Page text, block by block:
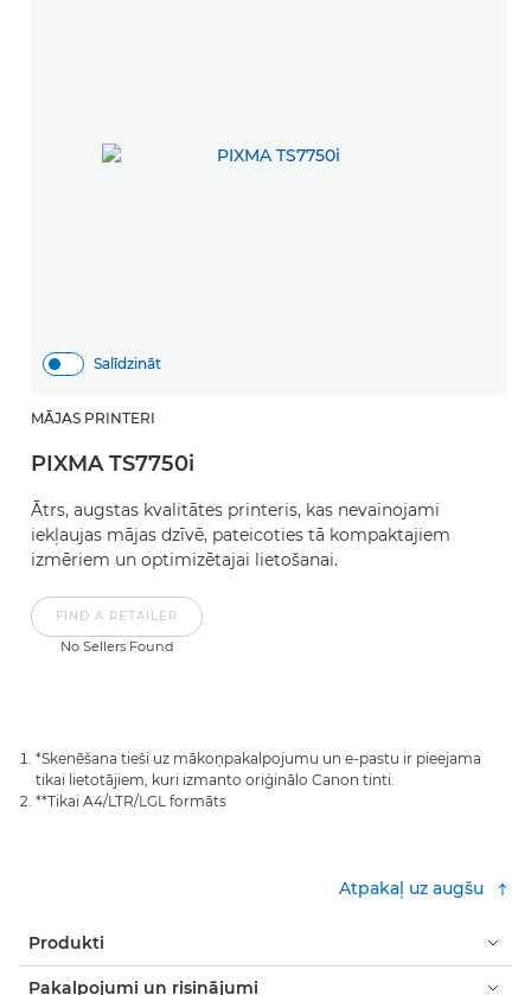
Salīdzināt
MĀJAS PRINTERI
PIXMA TS7750i
Ātrs, augstas kvalitātes printeris, kas nevainojami
iekļaujas mājas dzīvē, pateicoties tā kompaktajiem
izmēriem un optimizētajai lietošanai.
FIND A RETAILER
No Sellers Found
*Skenēšana tieši uz mākoņpakalpojumu un e-pastu ir pieejama
tikai lietotājiem, kuri izmanto oriģinālo Canon tinti.
**Tikai A4/LTR/LGL formāts
Atpakaļ uz augšu
Produkti
Pakalpojumi un risinājumi